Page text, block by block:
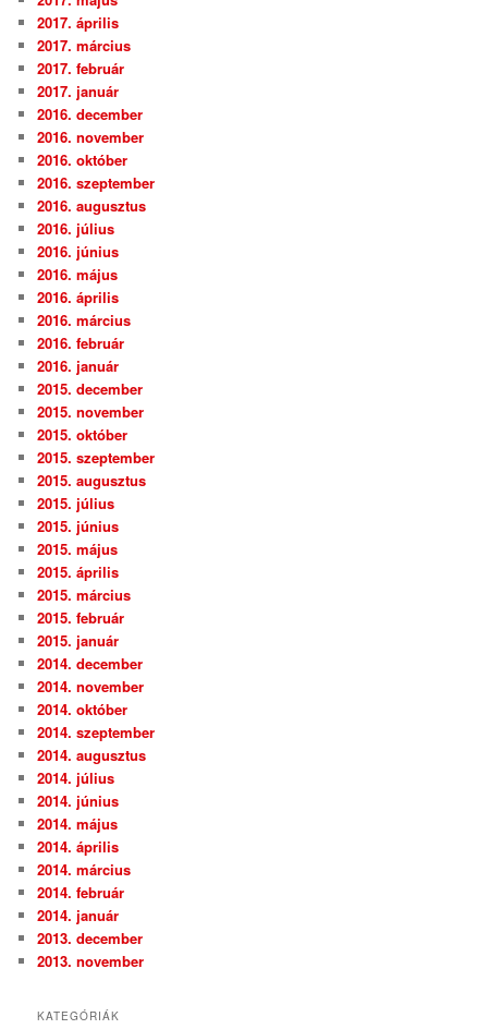
2017. április
2017. március
2017. február
2017. január
2016. december
2016. november
2016. október
2016. szeptember
2016. augusztus
2016. július
2016. június
2016. május
2016. április
2016. március
2016. február
2016. január
2015. december
2015. november
2015. október
2015. szeptember
2015. augusztus
2015. július
2015. június
2015. május
2015. április
2015. március
2015. február
2015. január
2014. december
2014. november
2014. október
2014. szeptember
2014. augusztus
2014. július
2014. június
2014. május
2014. április
2014. március
2014. február
2014. január
2013. december
2013. november
KATEGÓRIÁK